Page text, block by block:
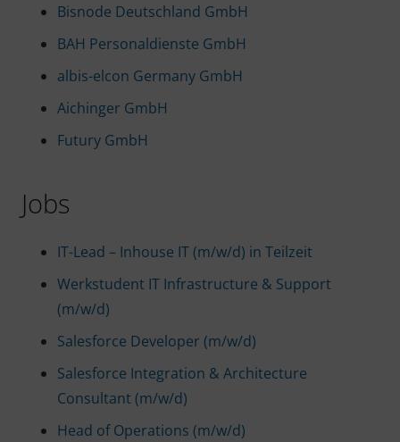
Bisnode Deutschland GmbH
BAH Personaldienste GmbH
albis-elcon Germany GmbH
Aichinger GmbH
Futury GmbH
Jobs
IT-Lead – Inhouse IT (m/w/d) in Teilzeit
Werkstudent IT Infrastructure & Support
(m/w/d)
Salesforce Developer (m/w/d)
Salesforce Integration & Architecture
Consultant (m/w/d)
Head of Operations (m/w/d)